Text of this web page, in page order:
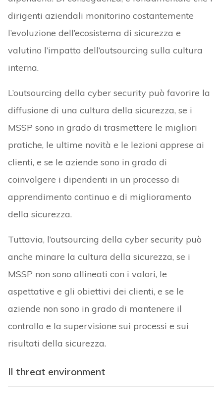
dirigenti aziendali monitorino costantemente
l’evoluzione dell’ecosistema di sicurezza e
valutino l’impatto dell’outsourcing sulla cultura
interna.
L’outsourcing della cyber security può favorire la
diffusione di una cultura della sicurezza, se i
MSSP sono in grado di trasmettere le migliori
pratiche, le ultime novità e le lezioni apprese ai
clienti, e se le aziende sono in grado di
coinvolgere i dipendenti in un processo di
apprendimento continuo e di miglioramento
della sicurezza.
Tuttavia, l’outsourcing della cyber security può
anche minare la cultura della sicurezza, se i
MSSP non sono allineati con i valori, le
aspettative e gli obiettivi dei clienti, e se le
aziende non sono in grado di mantenere il
controllo e la supervisione sui processi e sui
risultati della sicurezza.
Il threat environment